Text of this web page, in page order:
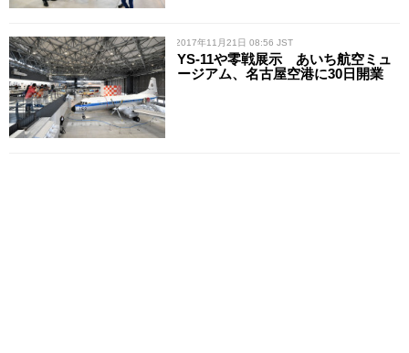
/ 2017年11月21日 08:56 JST
YS-11や零戦展示 あいち航空ミュ
ージアム、名古屋空港に30日開業